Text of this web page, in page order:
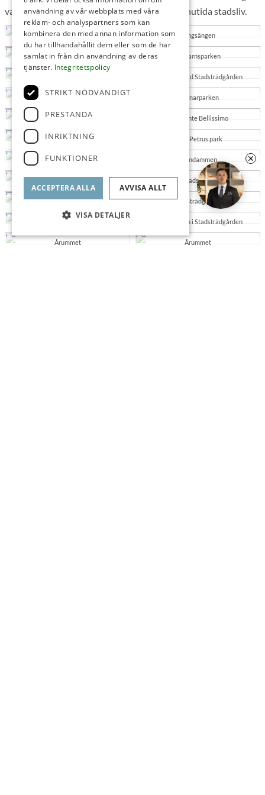
vattnet. Ett område där kulturhistoria möter nutida stadsliv.
Kungsängen Kungsängen
Båtplatser Tullgarnsparken
Cykelbron vid Stadsträdgården
Mjölnarparken Mjölnarparken
Ristorante Bellissimo Ristorante Bellissimo
Anna Petrus park Anna Petrus park
Svandammen Svandammen
Café i Stadsträdgården
Stadsträdgården Stadsträdgården
Stadsträdgården Parksnäckan i Stadsträdgården
Årummet Årummet
användning av vår webbplats med våra
reklam- och analyspartners som kan
kombinera den med annan information som
du har tillhandahållit dem eller som de har
samlat in från din användning av deras
tjänster. Integritetspolicy
STRIKT NÖDVÄNDIGT
PRESTANDA
INRIKTNING
FUNKTIONER
ACCEPTERA ALLA AVVISA ALLT
VISA DETALJER